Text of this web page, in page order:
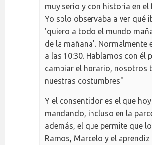
muy serio y con historia en el
Yo solo observaba a ver qué
'quiero a todo el mundo
de la mañana'. Normalmente
a las 10:30. Hablamos con él
cambiar el horario, nosotros
nuestras costumbres"
Y el consentidor es el que
mandando, incluso en la
además, el que permite que
Ramos, Marcelo y el aprendiz